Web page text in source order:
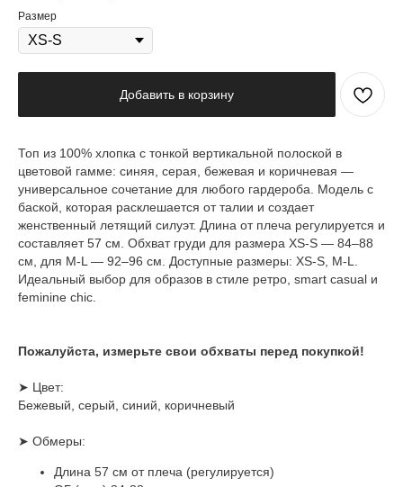
Размер
Добавить в корзину
Топ из 100% хлопка с тонкой вертикальной полоской в
цветовой гамме: синяя, серая, бежевая и коричневая —
универсальное сочетание для любого гардероба. Модель с
баской, которая расклешается от талии и создает
женственный летящий силуэт. Длина от плеча регулируется и
составляет 57 см. Обхват груди для размера XS-S — 84–88
см, для M-L — 92–96 см. Доступные размеры: XS-S, M-L.
Идеальный выбор для образов в стиле ретро, smart casual и
feminine chic.
Пожалуйста, измерьте свои обхваты перед покупкой!
➤ Цвет:
Бежевый, серый, синий, коричневый
➤ Обмеры:
Длина 57 см от плеча (регулируется)